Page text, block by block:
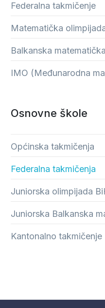
Federalna takmičenje
Matematička
Balkanska
IMO (Međunarodna
Osnovne škole
Općinska takmičenja
Federalna takmičenja
Juniorska olimpijada
Juniorska Balkanska
Kantonalno takmičenje